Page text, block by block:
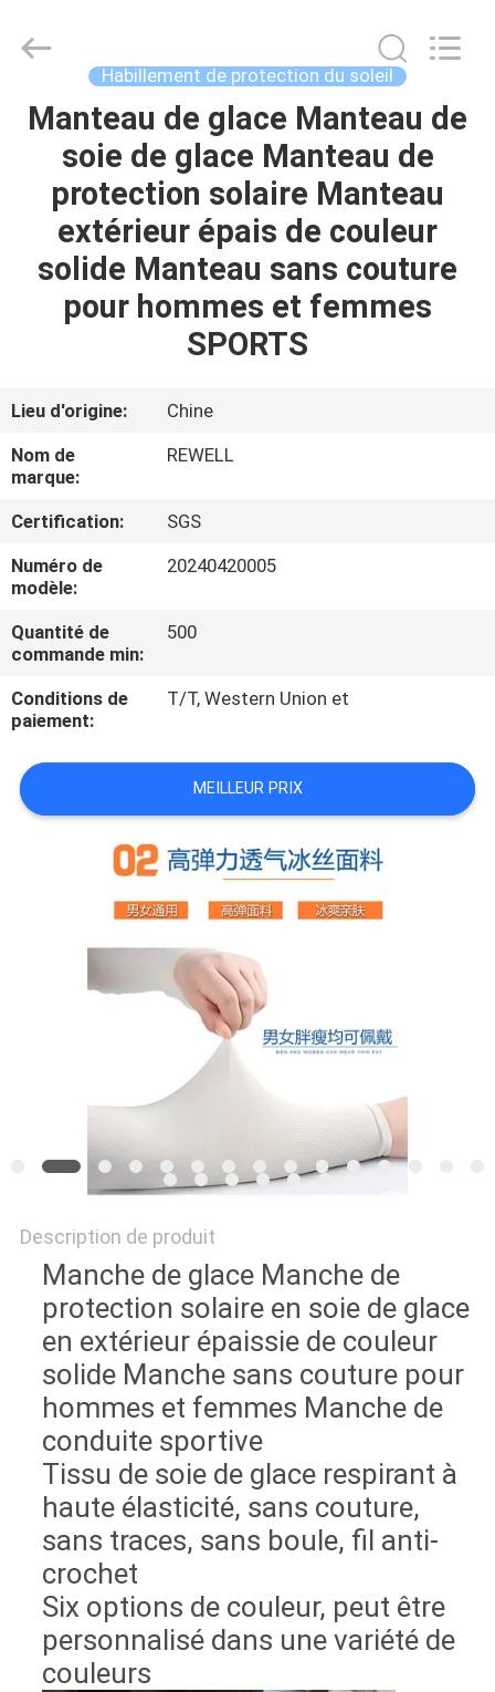
MAISON
PRODUITS
AU
SUJET
VISITE
D'USINE
CONTRÔLE
DE
QUALITÉ
PLAN
DU
SITE
PRIVACY
Limited.
Habillement de protection du soleil
Manteau de glace Manteau de
soie de glace Manteau de
protection solaire Manteau
extérieur épais de couleur
solide Manteau sans couture
pour hommes et femmes
SPORTS
Lieu d'origine:
Chine
Nom de
marque:
REWELL
Certification:
SGS
Numéro de
modèle:
20240420005
Quantité de
commande min:
500
Conditions de
paiement:
T/T, Western Union et
MEILLEUR PRIX
Description de produit
Manche de glace Manche de
protection solaire en soie de glace
en extérieur épaissie de couleur
solide Manche sans couture pour
hommes et femmes Manche de
conduite sportive
Tissu de soie de glace respirant à
haute élasticité, sans couture,
sans traces, sans boule, fil anti-
crochet
Six options de couleur, peut être
personnalisé dans une variété de
couleurs